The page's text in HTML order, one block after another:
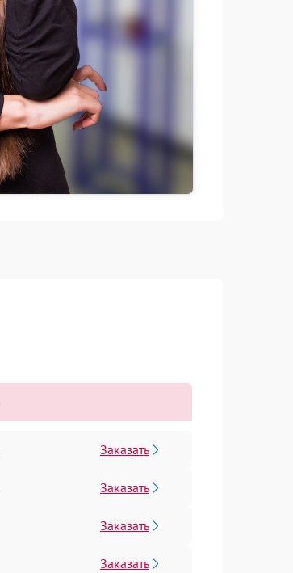
Заказать
Заказать
Заказать
Заказать